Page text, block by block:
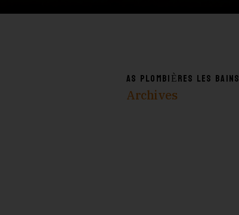
AS PLOMBIÈRES LES BAINS
Archives